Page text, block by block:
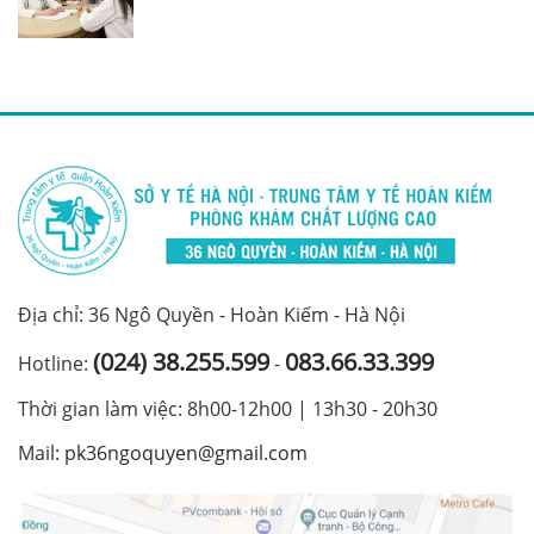
Địa chỉ: 36 Ngô Quyền - Hoàn Kiếm - Hà Nội
Hotline: (024) 38.255.599- 083.66.33.399
Thời gian làm việc: 8h00-12h00 | 13h30 - 20h30
Mail: pk36ngoquyen@gmail.com